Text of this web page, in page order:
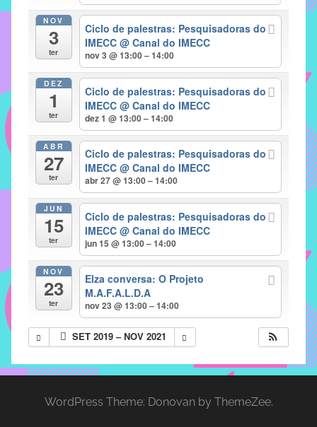
alunos,
professores
pacificadoras
problemas
verificados
instituto,
para
prevenção
NOV
3
ter
Ciclo de palestras: Pesquisadoras do
IMECC@ Canal do IMECC
nov 3 @ 13:00 – 14:00
DEZ
1
ter
Ciclo de palestras: Pesquisadoras do
IMECC@ Canal do IMECC
dez 1 @ 13:00 – 14:00
ABR
27
ter
Ciclo de palestras: Pesquisadoras do
IMECC@ Canal do IMECC
abr 27 @ 13:00 – 14:00
JUN
15
ter
Ciclo de palestras: Pesquisadoras do
IMECC@ Canal do IMECC
jun 15 @ 13:00 – 14:00
NOV
23
ter
Elza conversa: O Projeto
M.A.F.A.L.D.A
nov 23 @ 13:00 – 14:00
SET 2019 – NOV 2021
WordPress Theme: Donovan by ThemeZee.